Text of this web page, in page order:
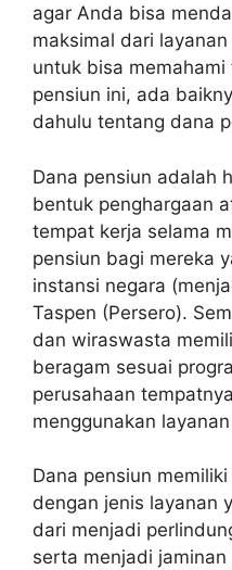
agar Anda bisa
maksimal dari
untuk bisa
pensiun ini, ada
dahulu tentang dana
Dana pensiun adalah
bentuk penghargaan
tempat kerja selama
pensiun bagi mereka
instansi negara
Taspen (Persero).
dan wiraswasta
beragam sesuai
perusahaan
menggunakan
Dana pensiun
dengan jenis layanan
dari menjadi
serta menjadi